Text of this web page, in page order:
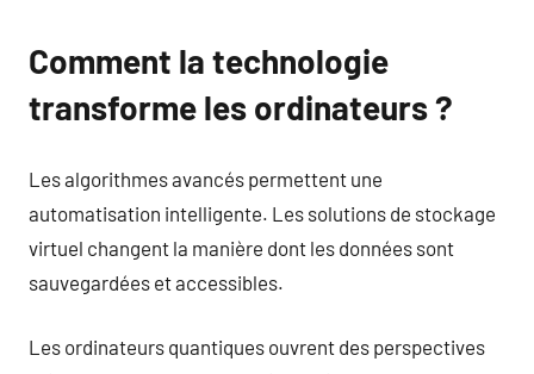
Comment la technologie
transforme les ordinateurs ?
Les algorithmes avancés permettent une
automatisation intelligente. Les solutions de stockage
virtuel changent la manière dont les données sont
sauvegardées et accessibles.
Les ordinateurs quantiques ouvrent des perspectives